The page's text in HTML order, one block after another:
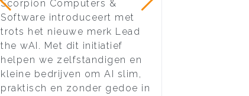
Scorpion Computers &
Software introduceert met
trots het nieuwe merk Lead
the wAI. Met dit initiatief
helpen we zelfstandigen en
kleine bedrijven om AI slim,
praktisch en zonder gedoe in